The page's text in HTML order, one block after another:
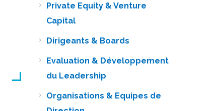
Private Equity & Venture
Capital
Dirigeants & Boards
Evaluation & Développement
du Leadership
Organisations & Equipes de